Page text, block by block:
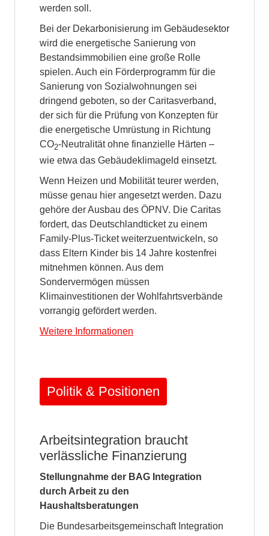
werden soll.
Bei der Dekarbonisierung im Gebäudesektor
wird die energetische Sanierung von
Bestandsimmobilien eine große Rolle
spielen. Auch ein Förderprogramm für die
Sanierung von Sozialwohnungen sei
dringend geboten, so der Caritasverband,
der sich für die Prüfung von Konzepten für
die energetische Umrüstung in Richtung
CO2-Neutralität ohne finanzielle Härten –
wie etwa das Gebäudeklimageld einsetzt.
Wenn Heizen und Mobilität teurer werden,
müsse genau hier angesetzt werden. Dazu
gehöre der Ausbau des ÖPNV. Die Caritas
fordert, das Deutschlandticket zu einem
Family-Plus-Ticket weiterzuentwickeln, so
dass Eltern Kinder bis 14 Jahre kostenfrei
mitnehmen können. Aus dem
Sondervermögen müssen
Klimainvestitionen der Wohlfahrtsverbände
vorrangig gefördert werden.
Weitere Informationen
Politik & Positionen
Arbeitsintegration braucht
verlässliche Finanzierung
Stellungnahme der BAG Integration
durch Arbeit zu den
Haushaltsberatungen
Die Bundesarbeitsgemeinschaft Integration